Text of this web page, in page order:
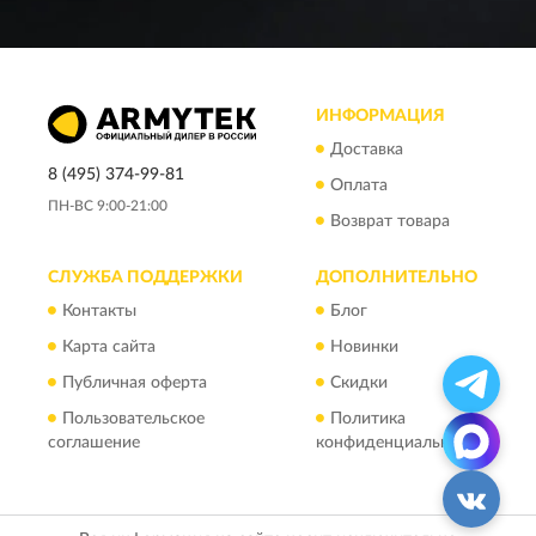
8 (495) 374-99-81
ПН-ВС 9:00-21:00
ИНФОРМАЦИЯ
Доставка
Оплата
Возврат товара
СЛУЖБА ПОДДЕРЖКИ
Контакты
Карта сайта
Публичная оферта
Пользовательское
соглашение
ДОПОЛНИТЕЛЬНО
Блог
Новинки
Скидки
Политика
конфиденциальности